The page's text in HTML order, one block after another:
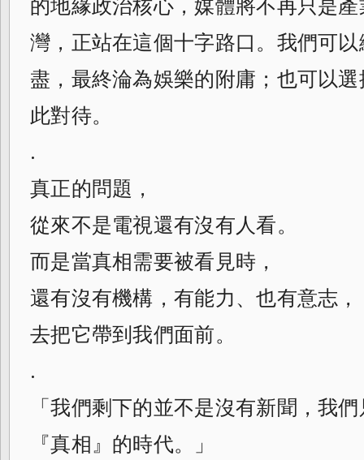
灣，正站在這個十字路口。我們可
盡，最終淪為娛樂的附庸；也可以
此對待。
.
真正的問題，
從來不是電視還有沒有人看。
而是當真相需要被看見時，
還有沒有機構，有能力、也有意志，
去把它帶到我們面前。
.
「我們剩下的並不是沒有新聞，我
『真相』的時代。」